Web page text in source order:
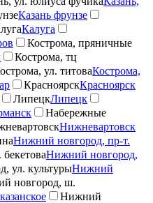
Казань фрунзе
Калуга
Кострома, пряничные
Кострома, тц
ул. титоваКострома,
КрасноярскКрасноярск
ЛипецкЛипецк
Набережные
Нижневартовск
Нижний новгород, пр-т.
Нижний новгород,
ул. культурыНижний
новгород, ш.
Нижний